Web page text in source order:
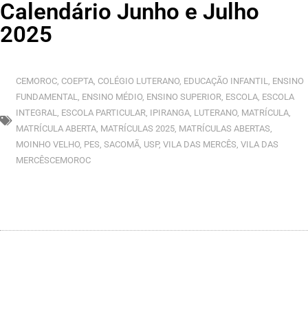
Calendário Junho e Julho
2025
CEMOROC COEPTA COLÉGIO LUTERANO EDUCAÇÃO INFANTIL
ENSINO
FUNDAMENTAL
ENSINO MÉDIO ENSINO SUPERIOR ESCOLA ESCOLA
INTEGRAL
ESCOLA PARTICULAR IPIRANGA LUTERANO MATRÍCULA
MATRÍCULA ABERTA MATRÍCULAS 2025 MATRÍCULAS ABERTAS
MOINHO VELHO PES SACOMÃ USP, VILA DAS MERCÊS VILA DAS
MERCÊSCEMOROC